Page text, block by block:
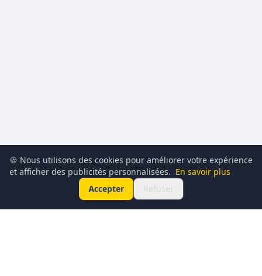
🍪 Nous utilisons des cookies pour améliorer votre expérience
et afficher des publicités personnalisées. En savoir plus
Accepter
Refuser